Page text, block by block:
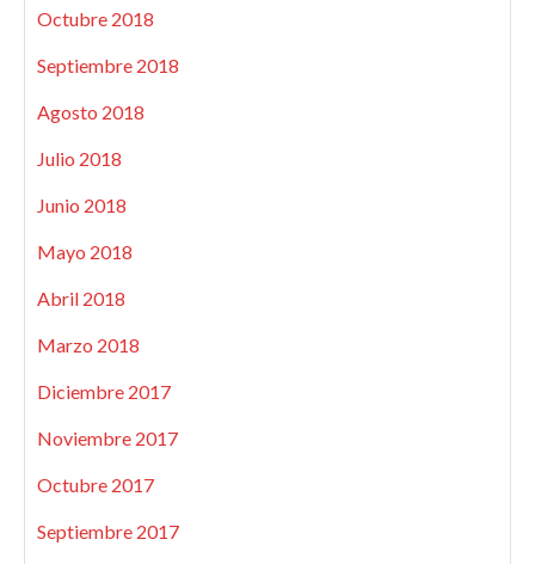
Octubre 2018
Septiembre 2018
Agosto 2018
Julio 2018
Junio 2018
Mayo 2018
Abril 2018
Marzo 2018
Diciembre 2017
Noviembre 2017
Octubre 2017
Septiembre 2017